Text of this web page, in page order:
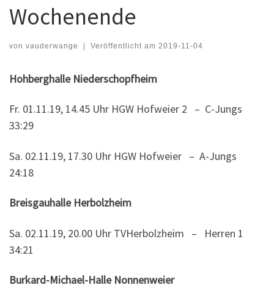
Wochenende
von vauderwange | Veröffentlicht am 2019-11-04
Hohberghalle Niederschopfheim
Fr. 01.11.19, 14.45 Uhr HGW Hofweier 2 – C-Jungs
33:29
Sa. 02.11.19, 17.30 Uhr HGW Hofweier – A-Jungs
24:18
Breisgauhalle Herbolzheim
Sa. 02.11.19, 20.00 Uhr TVHerbolzheim – Herren 1
34:21
Burkard-Michael-Halle Nonnenweier